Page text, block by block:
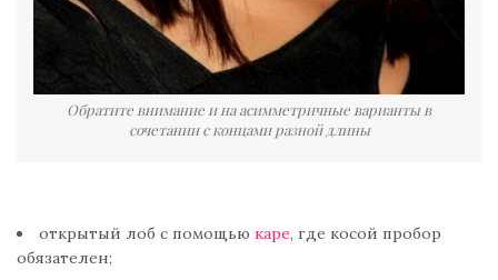
Обратите внимание и на асимметричные варианты в
сочетании с концами разной длины
открытый лоб с помощью каре, где косой пробор
обязателен;